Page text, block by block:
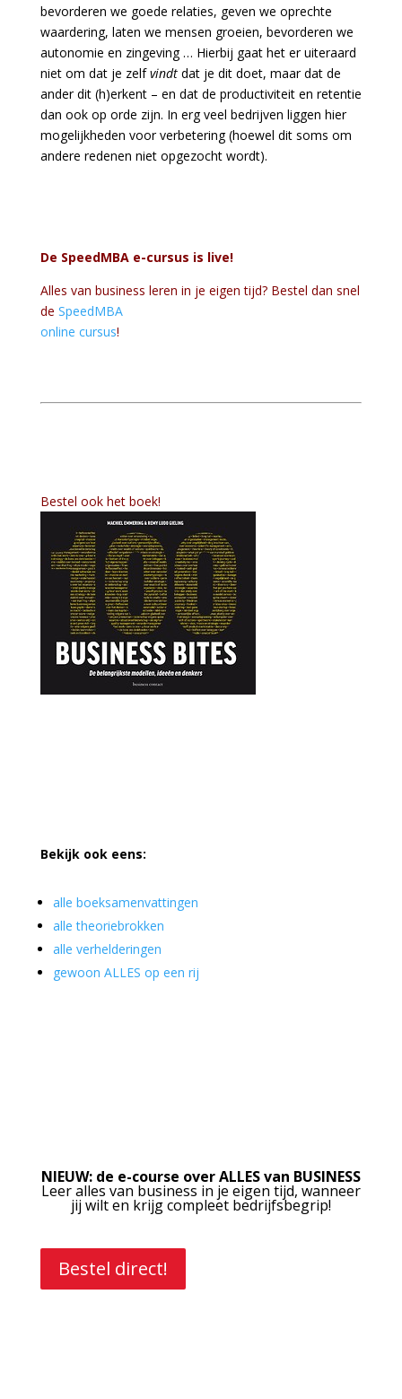
bevorderen we goede relaties, geven we oprechte
waardering, laten we mensen groeien, bevorderen we
autonomie en zingeving … Hierbij gaat het er uiteraard
niet om dat je zelfvindtdat je dit doet, maar dat de
ander dit (h)erkent – en dat de productiviteit en retentie
dan ook op orde zijn. In erg veel bedrijven liggen hier
mogelijkheden voor verbetering (hoewel dit soms om
andere redenen niet opgezocht wordt).
De SpeedMBA e-cursus is live!
Alles van business leren in je eigen tijd? Bestel dan snel
de SpeedMBA
online cursus!
Bestel ook het boek!
Bekijk ook eens:
alle boeksamenvattingen
alle theoriebrokken
alle verhelderingen
gewoon ALLES op een rij
NIEUW: de e-course over ALLES van BUSINESS
Leer alles van business in je eigen tijd, wanneer
jij wilt en krijg compleet bedrijfsbegrip!
Bestel direct!